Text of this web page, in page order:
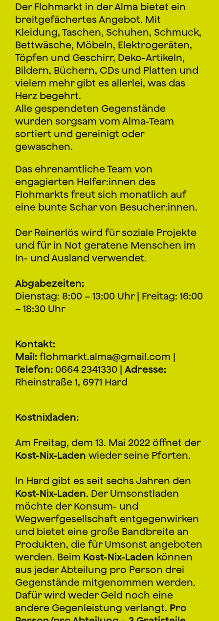
Der Flohmarkt in der Alma bietet ein
breitgefächertes Angebot. Mit
Kleidung, Taschen, Schuhen, Schmuck,
Bettwäsche, Möbeln, Elektrogeräten,
Töpfen und Geschirr, Deko-Artikeln,
Bildern, Büchern, CDs und Platten und
vielem mehr gibt es allerlei, was das
Herz begehrt.
Alle gespendeten Gegenstände
wurden sorgsam vom Alma-Team
sortiert und gereinigt oder
gewaschen.
Das ehrenamtliche Team von
engagierten Helfer:innen des
Flohmarkts freut sich monatlich auf
eine bunte Schar von Besucher:innen.
Der Reinerlös wird für soziale Projekte
und für in Not geratene Menschen im
In- und Ausland verwendet.
Abgabezeiten:
Dienstag: 8:00 – 13:00 Uhr | Freitag: 16:00
– 18:30 Uhr
Kontakt:
Mail: flohmarkt.alma@gmail.com |
Telefon: 0664 2341330 |Adresse:
Rheinstraße 1, 6971 Hard
Kostnixladen:
Am Freitag, dem 13. Mai 2022 öffnet der
Kost-Nix-Laden wieder seine Pforten.
In Hard gibt es seit sechs Jahren den
Kost-Nix-Laden. Der Umsonstladen
möchte der Konsum- und
Wegwerfgesellschaft entgegenwirken
und bietet eine große Bandbreite an
Produkten, die für Umsonst angeboten
werden. Beim Kost-Nix-Laden können
aus jeder Abteilung pro Person drei
Gegenstände mitgenommen werden.
Dafür wird weder Geld noch eine
andere Gegenleistung verlangt. Pro